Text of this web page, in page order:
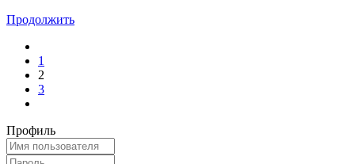
Продолжить
1
2
3
Профиль